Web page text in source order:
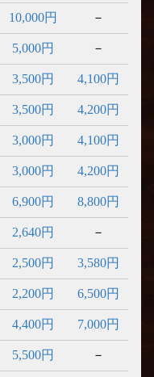
10,000円 －
5,000円 －
3,500円 4,100円
3,500円 4,200円
3,000円 4,100円
3,000円 4,200円
6,900円 8,800円
2,640円 －
2,500円 3,580円
2,200円 6,500円
4,400円 7,000円
5,500円 －